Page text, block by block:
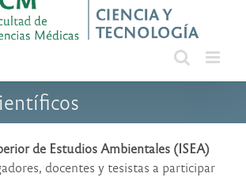
de Estudios Ambientales (ISEA)
docentes y tesistas a participar